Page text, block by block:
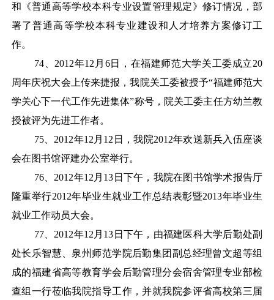
和《普通高等学校本科专业设置管理规定》修订情况，部
署了普通高等学校本科专业建设和人才培养方案修订工
作。
74、 2012年12月6日，在福建师范大学关工委成立20
周年庆祝大会上传来捷报，我院关工委被授予“福建师范大
学关心下一代工作先进集体”称号，院关工委主任方幼兰教
授被评为先进工作者。
75、 2012年12月12日，我院2012年欢送新兵入伍座谈
会在图书馆评建办公室举行。
76、 2012年12月13日下午，我院在图书馆学术报告厅
隆重举行2012年毕业生就业工作总结表彰暨2013年毕业生
就业工作动员大会。
77、 2012年12月13日下午，由福建医科大学后勤处副
处长乐智慧、泉州师范学院后勤集团副总经理曾文超等组
成的福建省高等教育学会后勤管理分会宿舍管理专业部检
查组一行莅临我院指导工作，并就我院参评省高校第三届